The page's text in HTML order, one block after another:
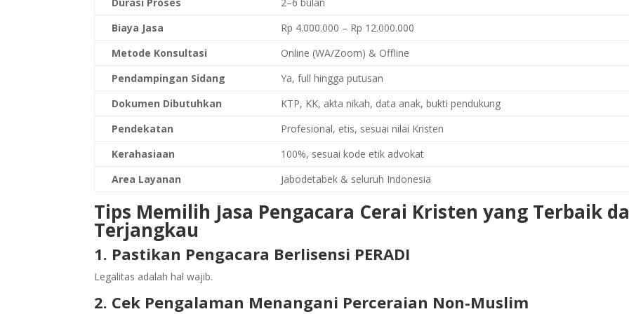
Biaya Jasa
Rp 4.000.000 – Rp 12.000.000
Metode Konsultasi
Online (WA/Zoom) & Offline
Pendampingan Sidang
Ya, full hingga putusan
Dokumen Dibutuhkan
KTP, KK, akta nikah, data anak, bukti pendukung
Pendekatan
Profesional, etis, sesuai nilai Kristen
Kerahasiaan
100%, sesuai kode etik advokat
Area Layanan
Jabodetabek & seluruh Indonesia
Tips Memilih Jasa Pengacara Cerai Kristen yang Terbaik
Terjangkau
1. Pastikan Pengacara Berlisensi PERADI
Legalitas adalah hal wajib.
2. Cek Pengalaman Menangani Perceraian Non-Muslim